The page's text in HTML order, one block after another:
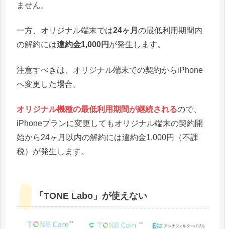
ません。
一方、オリジナル端末では24ヶ月 の最低利用期間内
の解約には違約金1,000円 が発生します。
注意すべきは、オリジナル端末での契約からiPhone
へ変更した場合。
オリジナル機種の最低利用期間が継続されるので、
iPhoneプランに変更してもオリジナル端末の契約開
始から24ヶ月以内の解約には違約金1,000円（不課
税）が発生します。
「TONE Labo」が使えない